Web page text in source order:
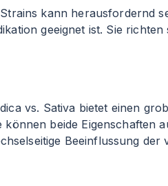
kann herausfordernd
geeignet ist. Sie richten
vs. Sativa bietet einen
beide Eigenschaften
Beeinflussung der